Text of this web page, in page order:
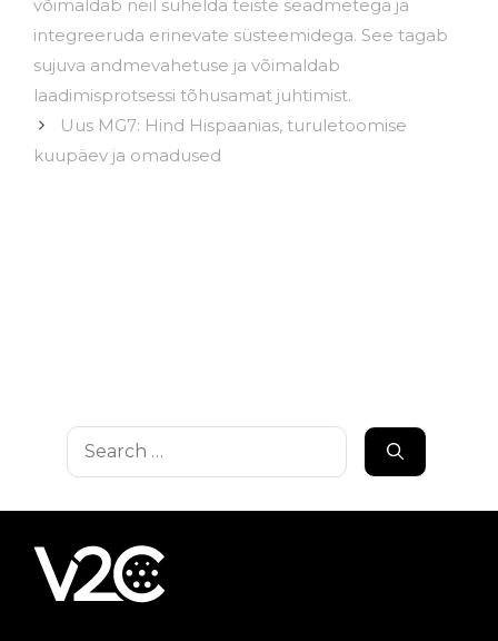
võimaldab neil suhelda teiste seadmetega ja
integreeruda erinevate süsteemidega. See tagab
sujuva andmevahetuse ja võimaldab
laadimisprotsessi tõhusamat juhtimist.
Uus MG7: Hind Hispaanias, turuletoomise
kuupäev ja omadused
Search
for: